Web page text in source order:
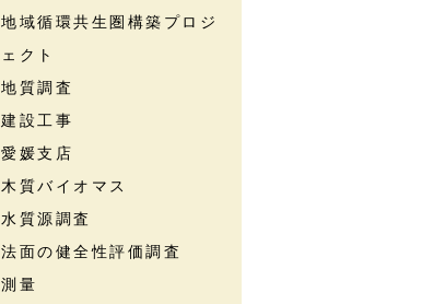
地域循環共生圏構築プロジ
ェクト
地質調査
建設工事
愛媛支店
木質バイオマス
水質源調査
法面の健全性評価調査
測量